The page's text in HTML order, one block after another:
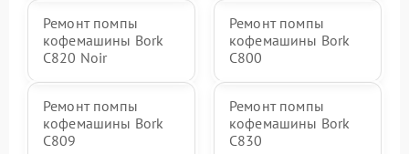
Ремонт помпы
кофемашины Bork
C820 Noir
Ремонт помпы
кофемашины Bork
C800
Ремонт помпы
кофемашины Bork
C809
Ремонт помпы
кофемашины Bork
C830